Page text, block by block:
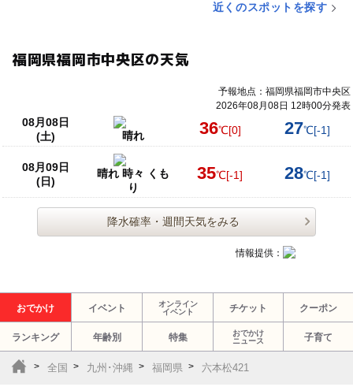
近くのスポットを探す
福岡県福岡市中央区の天気
予報地点：福岡県福岡市中央区
2026年08月08日 12時00分発表
08月08日
(土)
晴れ 36℃[0] 27℃[-1]
08月09日
(日)
晴れ 時々 くも
り
35℃[-1] 28℃[-1]
降水確率・週間天気をみる
情報提供：
おでかけ イベント
オンライン
イベント
チケット クーポン
ランキング 年齢別 特集
おでかけ
ニュース
子育て
全国 九州･沖縄 福岡県 六本松421